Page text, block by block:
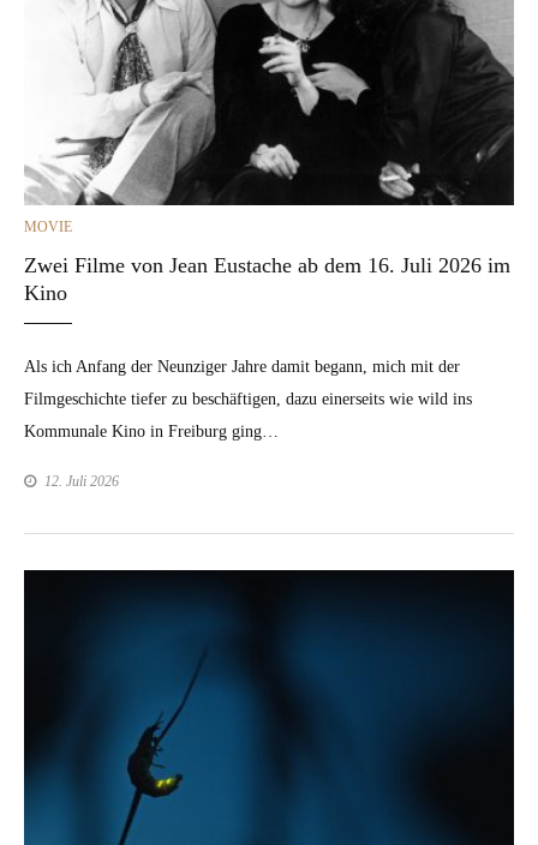
CATEGORIES
MOVIE
Zwei Filme von Jean Eustache ab dem 16. Juli 2026 im
Kino
Als ich Anfang der Neun­ziger Jahre damit begann, mich mit der
Filmgeschichte tiefer zu beschäfti­gen, dazu ein­er­seits wie wild ins
Kom­mu­nale Kino in Freiburg ging…
12. Juli 2026